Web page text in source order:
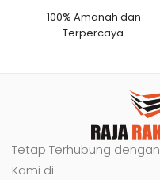
100% Amanah dan
Terpercaya.
Tetap Terhubung dengan
Kami di